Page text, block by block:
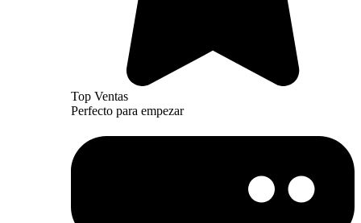
Top Ventas
Perfecto para empezar